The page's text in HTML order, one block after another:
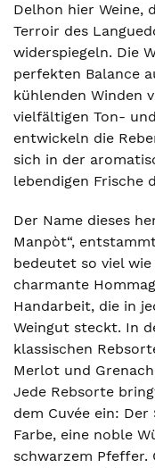
Delhon hier Weine,
Terroir des
widerspiegeln. Die
perfekten Balance
kühlenden Winden
vielfältigen Ton-
entwickeln die
sich in der
lebendigen Frische
Der Name dieses
Manpòt“,
bedeutet so viel wie
charmante
Handarbeit, die in
Weingut steckt. In
klassischen
Merlot und
Jede Rebsorte
dem Cuvée ein:
Farbe, eine noble
schwarzem Pfeffer.